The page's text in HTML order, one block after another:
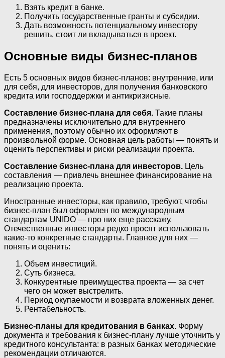
Взять кредит в банке.
Получить государственные гранты и субсидии.
Дать возможность потенциальному инвестору
решить, стоит ли вкладываться в проект.
Основные виды бизнес-планов
Есть 5 основных видов бизнес-планов: внутренние, или
для себя, для инвесторов, для получения банковского
кредита или господдержки и антикризисные.
Составление бизнес-плана для себя. Такие планы
предназначены исключительно для внутреннего
применения, поэтому обычно их оформляют в
произвольной форме. Основная цель работы — понять и
оценить перспективы и риски реализации проекта.
Составление бизнес-плана для инвесторов. Цель
составления — привлечь внешнее финансирование на
реализацию проекта.
Иностранные инвесторы, как правило, требуют, чтобы
бизнес-план был оформлен по международным
стандартам UNIDO — про них еще расскажу.
Отечественные инвесторы редко просят использовать
какие-то конкретные стандарты. Главное для них —
понять и оценить:
Объем инвестиций.
Суть бизнеса.
Конкурентные преимущества проекта — за счет
чего он может выстрелить.
Период окупаемости и возврата вложенных денег.
Рентабельность.
Бизнес-планы для кредитования в банках. Форму
документа и требования к бизнес-плану лучше уточнить у
кредитного консультанта: в разных банках методические
рекомендации отличаются.